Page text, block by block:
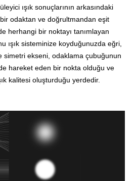
ışık sonuçlarının arkasındaki
odaktan ve doğrultmandan eşit
herhangi bir noktayı tanımlayan
ışık sisteminize koyduğunuzda eğri,
simetri ekseni, odaklama çubuğunun
hareket eden bir nokta olduğu ve
kalitesi oluşturduğu yerdedir.